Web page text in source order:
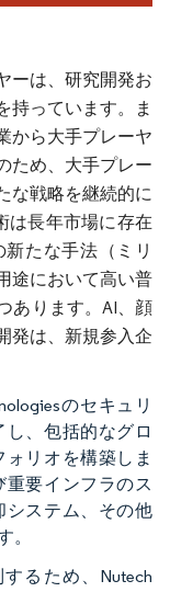
ーは、研究開発お
持っています。ま
から大手プレーヤ
ため、大手プレー
な戦略を継続的に
は長年市場に存在
たな手法（ミリ
途において高い普
あります。AI、顔
発は、新規参入企
のセキュリ
、包括的なグロ
リオを構築しま
要インフラのス
システム、その他
。
るため、Nutech